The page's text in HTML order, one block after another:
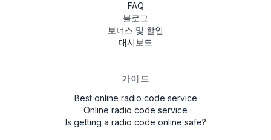
FAQ
블로그
보너스 및 할인
대시보드
가이드
Best online radio code service
Online radio code service
Is getting a radio code online safe?